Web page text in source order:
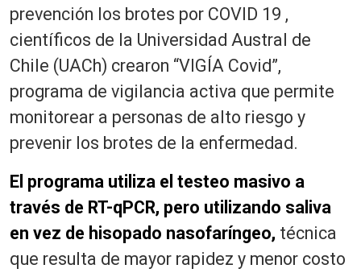
prevención los brotes por COVID 19 ,
científicos de la Universidad Austral de
Chile (UACh) crearon “VIGÍA Covid”,
programa de vigilancia activa que permite
monitorear a personas de alto riesgo y
prevenir los brotes de la enfermedad.
El programa utiliza el testeo masivo a
través de RT-qPCR, pero utilizando saliva
en vez de hisopado nasofaríngeo, técnica
que resulta de mayor rapidez y menor costo